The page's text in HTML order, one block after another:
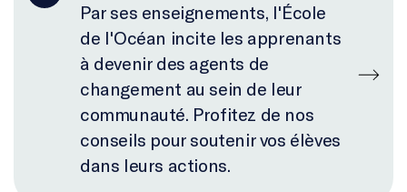
Par ses enseignements, l'École
de l'Océan incite les apprenants
à devenir des agents de
changement au sein de leur
communauté. Profitez de nos
conseils pour soutenir vos élèves
dans leurs actions.